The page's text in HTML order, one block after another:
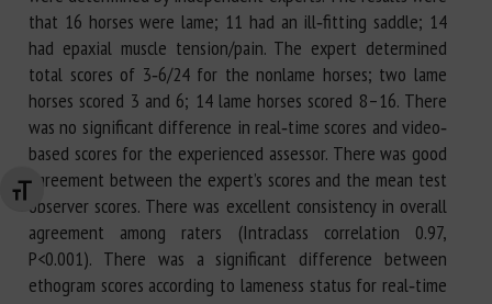
Changer la taille de la police
that 16 horses were lame; 11 had an ill‐fitting saddle; 14
had epaxial muscle tension/pain. The expert determined
total scores of 3‐6/24 for the nonlame horses; two lame
horses scored 3 and 6; 14 lame horses scored 8–16. There
was no significant difference in real‐time scores and video‐
based scores for the experienced assessor. There was good
agreement between the expert’s scores and the mean test
observer scores. There was excellent consistency in overall
agreement among raters (Intraclass correlation 0.97,
P<0.001). There was a significant difference between
ethogram scores according to lameness status for real‐time